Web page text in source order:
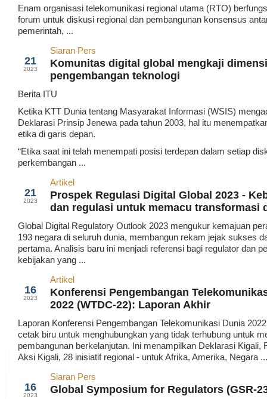
Enam organisasi telekomunikasi regional utama (RTO)
forum untuk diskusi regional dan pembangunan konsensus
pemerintah, ...
21
2023
Siaran Pers
Komunitas digital global mengkaji
pengembangan teknologi
Berita ITU
Ketika KTT Dunia tentang Masyarakat Informasi (WSIS)
Deklarasi Prinsip Jenewa pada tahun 2003, hal itu
etika di garis depan.
“Etika saat ini telah menempati posisi terdepan dalam setiap
perkembangan ...
21
2023
Artikel
Prospek Regulasi Digital Global 2023 -
dan regulasi untuk memacu transformasi
Global Digital Regulatory Outlook 2023 mengukur kemajuan
193 negara di seluruh dunia, membangun rekam jejak sukses
pertama. Analisis baru ini menjadi referensi bagi regulator dan
kebijakan yang ...
16
2023
Artikel
Konferensi Pengembangan
2022 (WTDC-22): Laporan Akhir
Laporan Konferensi Pengembangan Telekomunikasi Dunia
cetak biru untuk menghubungkan yang tidak terhubung untuk
pembangunan berkelanjutan. Ini menampilkan Deklarasi Kigali,
Aksi Kigali, 28 inisiatif regional - untuk Afrika, Amerika, Negara ...
16
2023
Siaran Pers
Global Symposium for Regulators (GSR-